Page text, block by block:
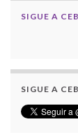
SIGUE A
SIGUE A